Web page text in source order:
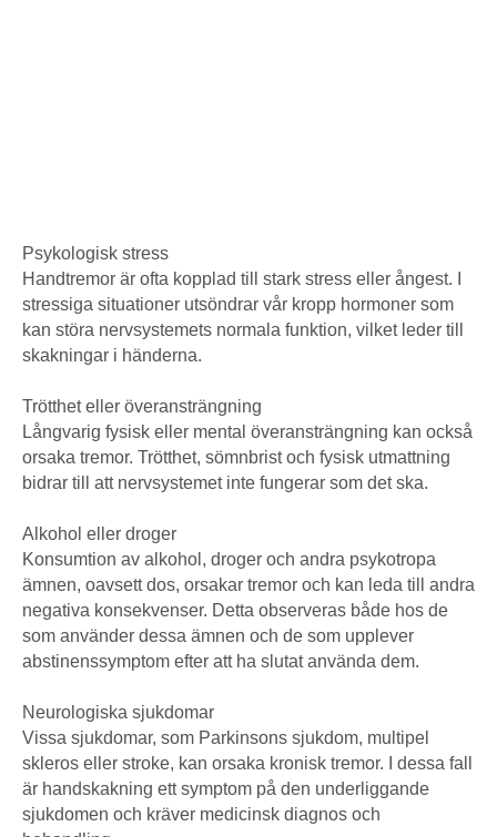
Psykologisk stress
Handtremor är ofta kopplad till stark stress eller ångest. I
stressiga situationer utsöndrar vår kropp hormoner som
kan störa nervsystemets normala funktion, vilket leder till
skakningar i händerna.
Trötthet eller överansträngning
Långvarig fysisk eller mental överansträngning kan också
orsaka tremor. Trötthet, sömnbrist och fysisk utmattning
bidrar till att nervsystemet inte fungerar som det ska.
Alkohol eller droger
Konsumtion av alkohol, droger och andra psykotropa
ämnen, oavsett dos, orsakar tremor och kan leda till andra
negativa konsekvenser. Detta observeras både hos de
som använder dessa ämnen och de som upplever
abstinenssymptom efter att ha slutat använda dem.
Neurologiska sjukdomar
Vissa sjukdomar, som Parkinsons sjukdom, multipel
skleros eller stroke, kan orsaka kronisk tremor. I dessa fall
är handskakning ett symptom på den underliggande
sjukdomen och kräver medicinsk diagnos och